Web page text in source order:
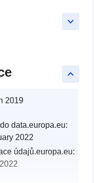
keyboard_arrow_down
keyboard_arrow_up
2019
data.europa.eu:
2022
údajů.europa.eu: